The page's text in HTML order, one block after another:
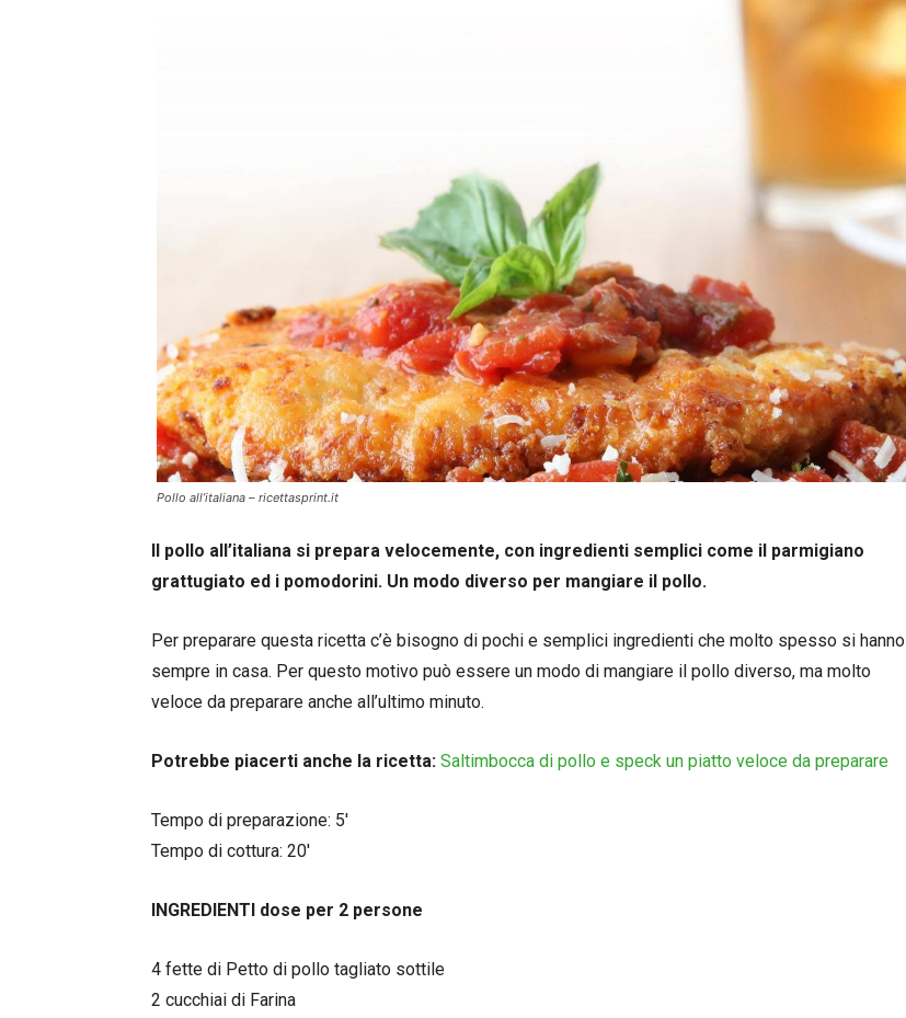
Pollo all’italiana – ricettasprint.it
Il pollo all’italiana si prepara velocemente, con ingredienti semplici come il parmigiano
grattugiato ed i pomodorini. Un modo diverso per mangiare il pollo.
Per preparare questa ricetta c’è bisogno di pochi e semplici ingredienti che molto spesso si hanno
sempre in casa. Per questo motivo può essere un modo di mangiare il pollo diverso, ma molto
veloce da preparare anche all’ultimo minuto.
Potrebbe piacerti anche la ricetta: Saltimbocca di pollo e speck un piatto veloce da preparare
Tempo di preparazione: 5′
Tempo di cottura: 20′
INGREDIENTI dose per 2 persone
4 fette di Petto di pollo tagliato sottile
2 cucchiai di Farina